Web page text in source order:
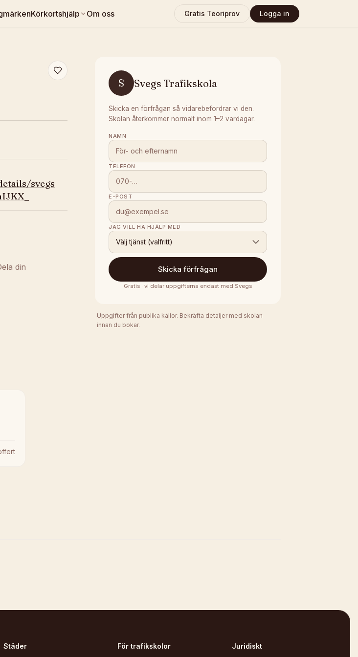
Körkortshjälp Om oss Gratis Teoriprov Logga in
svegs
din
S Svegs Trafikskola
Skicka en förfrågan så vidarebefordrar vi den.
Skolan återkommer normalt inom 1–2 vardagar.
NAMN
TELEFON
E-POST
JAG VILL HA HJÄLP MED
Välj tjänst (valfritt)
Skicka förfrågan
Gratis · vi delar uppgifterna endast med Svegs
Uppgifter från publika källor. Bekräfta detaljer med skolan
innan du bokar.
Städer För trafikskolor Juridiskt